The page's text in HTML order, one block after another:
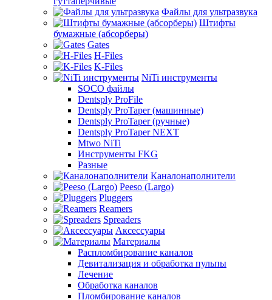
Файлы для ультразвука
Штифты
бумажные (абсорберы)
Gates
H-Files
K-Files
NiTi инструменты
SOCO файлы
Dentsply ProFile
Dentsply ProTaper (машинные)
Dentsply ProTaper (ручные)
Dentsply ProTaper NEXT
Mtwo NiTi
Инструменты FKG
Разные
Каналонаполнители
Peeso (Largo)
Pluggers
Reamers
Spreaders
Аксессуары
Материалы
Распломбирование каналов
Девитализация и обработка пульпы
Лечение
Обработка каналов
Пломбирование каналов